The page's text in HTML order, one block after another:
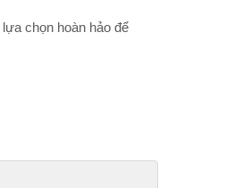
chọn hoàn hảo để